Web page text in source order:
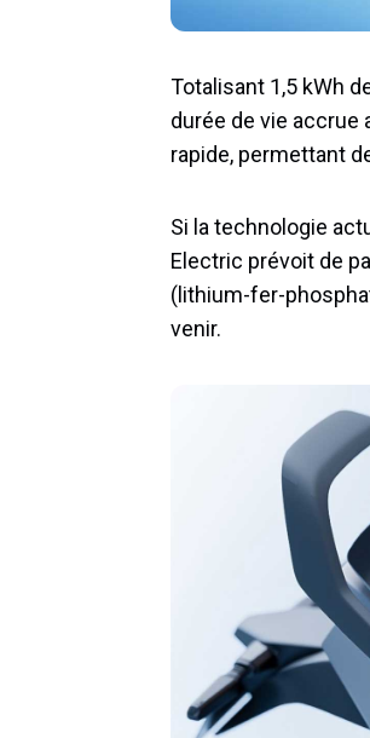
Totalisant 1,5 kWh
durée de vie accrue
rapide, permettant
Si la technologie
Electric prévoit de
(lithium-fer-
venir.